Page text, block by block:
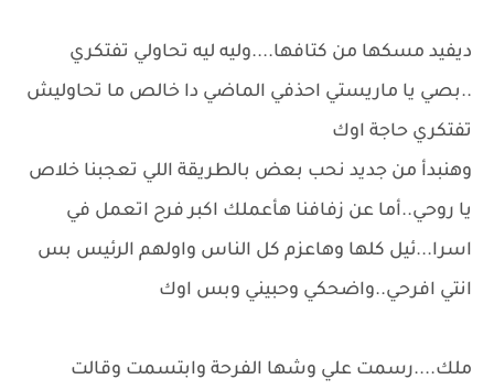
ديفيد مسكها من كتافها....وليه ليه تحاولي تفتكري
..بصي يا ماريستي احذفي الماضي دا خالص ما تحاوليش
تفتكري حاجة اوك
وهنبدأ من جديد نحب بعض بالطريقة اللي تعجبنا خلاص
يا روحي..أما عن زفافنا هأعملك اكبر فرح اتعمل في
اسرا...ئيل كلها وهاعزم كل الناس واولهم الرئيس بس
انتي افرحي..واضحكي وحبيني وبس اوك
ملك....رسمت علي وشها الفرحة وابتسمت وقالت